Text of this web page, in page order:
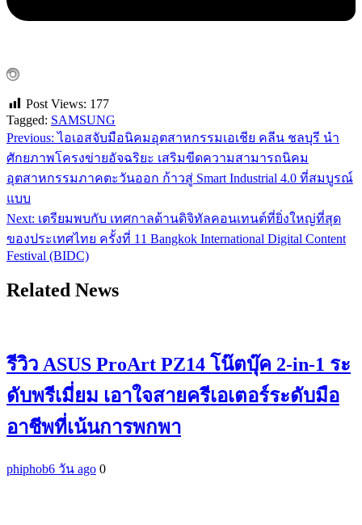
Post Views: 177
Tagged: SAMSUNG
แนะแนว
เรื่อง
Previous: ไอเอสจับมือนิคมอุตสาหกรรมเอเชีย คลีน ชลบุรี นำ
ศักยภาพโครงข่ายอัจฉริยะ เสริมขีดความสามารถนิคม
อุตสาหกรรมภาคตะวันออก ก้าวสู่ Smart Industrial 4.0 ที่สมบูรณ์
แบบ
Next: เตรียมพบกับ เทศกาลด้านดิจิทัลคอนเทนต์ที่ยิ่งใหญ่ที่สุด
ของประเทศไทย ครั้งที่ 11 Bangkok International Digital Content
Festival (BIDC)
Related News
รีวิว ASUS ProArt PZ14 โน๊ตบุ๊ค 2-in-1 ระ
ดับพรีเมี่ยม เอาใจสายครีเอเตอร์ระดับมือ
อาชีพที่เน้นการพกพา
phiphob6 วัน ago 0